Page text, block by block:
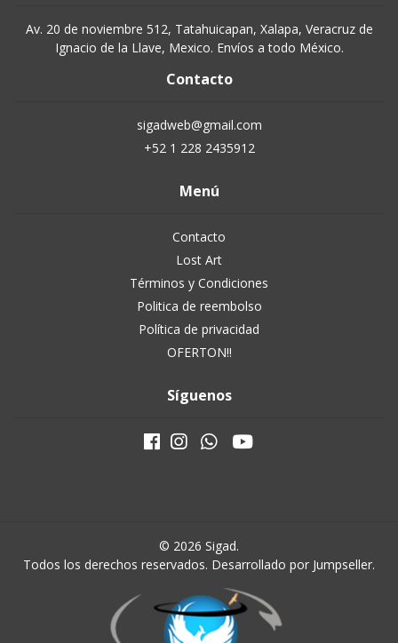
Av. 20 de noviembre 512, Tatahuicapan, Xalapa, Veracruz de
Ignacio de la Llave, Mexico. Envíos a todo México.
Contacto
sigadweb@gmail.com
+52 1 228 2435912
Menú
Contacto
Lost Art
Términos y Condiciones
Politica de reembolso
Política de privacidad
OFERTON!!
Síguenos
© 2026 Sigad.
Todos los derechos reservados. Desarrollado por Jumpseller.